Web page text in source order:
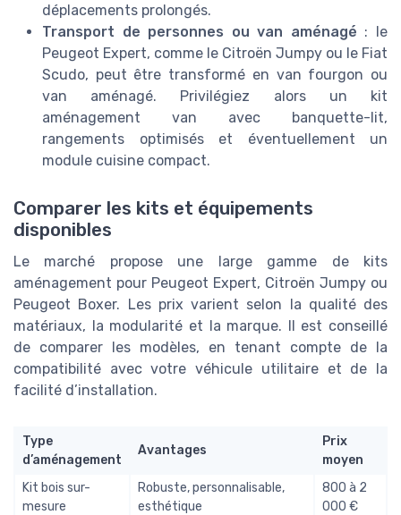
déplacements prolongés.
Transport de personnes ou van aménagé : le
Peugeot Expert, comme le Citroën Jumpy ou le Fiat
Scudo, peut être transformé en van fourgon ou
van aménagé. Privilégiez alors un kit
aménagement van avec banquette-lit,
rangements optimisés et éventuellement un
module cuisine compact.
Comparer les kits et équipements
disponibles
Le marché propose une large gamme de kits
aménagement pour Peugeot Expert, Citroën Jumpy ou
Peugeot Boxer. Les prix varient selon la qualité des
matériaux, la modularité et la marque. Il est conseillé
de comparer les modèles, en tenant compte de la
compatibilité avec votre véhicule utilitaire et de la
facilité d’installation.
Type
d’aménagement
Avantages
Prix
moyen
Kit bois sur-
mesure
Robuste, personnalisable,
esthétique
800 à 2
000 €